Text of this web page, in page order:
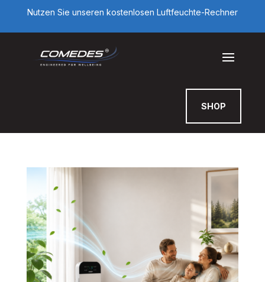
Nutzen Sie unseren kostenlosen Luftfeuchte-Rechner
SHOP